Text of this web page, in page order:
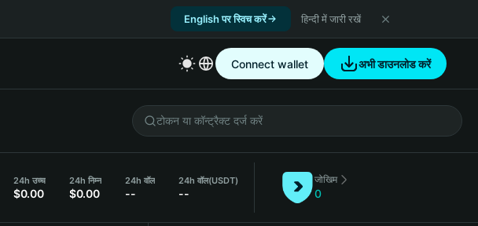
English पर स्विच करें हिन्दी में जारी रखें
Connect wallet अभी डाउनलोड करें
24h उच्च
$0.00
24h निम्न
$0.00
24h वॉल
--
24h वॉल(USDT)
--
जोखिम
0